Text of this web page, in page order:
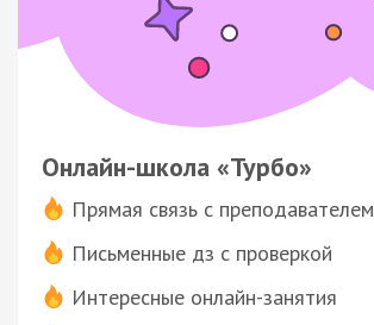
Онлайн-школа «Турбо»
Прямая связь с преподавателем
Письменные дз с проверкой
Интересные онлайн-занятия